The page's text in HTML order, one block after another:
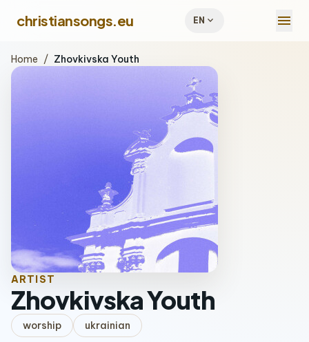
christiansongs.eu EN expand_more menu
Home / Zhovkivska Youth
ARTIST
Zhovkivska Youth
worship ukrainian